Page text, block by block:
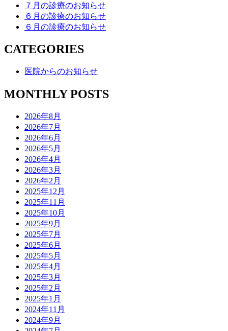
７月の診療のお知らせ
６月の診療のお知らせ
６月の診療のお知らせ
CATEGORIES
医院からのお知らせ
MONTHLY POSTS
2026年8月
2026年7月
2026年6月
2026年5月
2026年4月
2026年3月
2026年2月
2025年12月
2025年11月
2025年10月
2025年9月
2025年7月
2025年6月
2025年5月
2025年4月
2025年3月
2025年2月
2025年1月
2024年11月
2024年9月